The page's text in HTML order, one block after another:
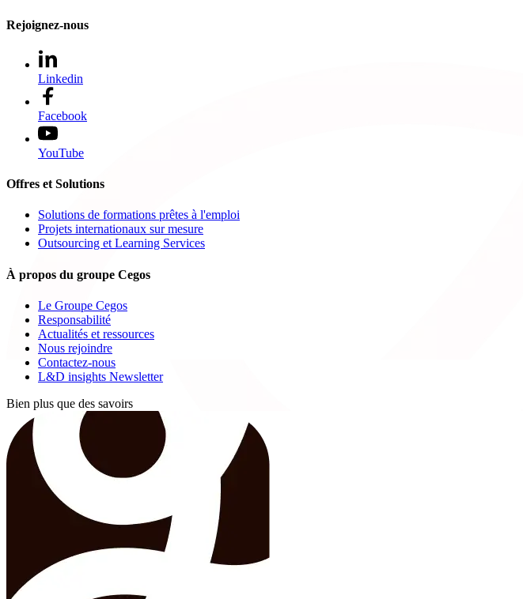
Rejoignez-nous
Linkedin
Facebook
YouTube
Offres et Solutions
Solutions de formations prêtes à l'emploi
Projets internationaux sur mesure
Outsourcing et Learning Services
À propos du groupe Cegos
Le Groupe Cegos
Responsabilité
Actualités et ressources
Nous rejoindre
Contactez-nous
L&D insights Newsletter
Bien plus que des savoirs